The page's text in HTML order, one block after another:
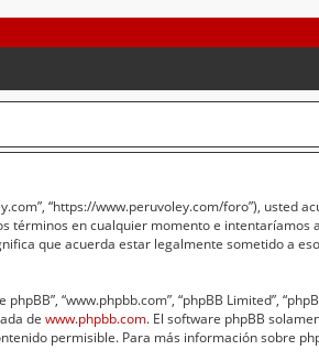
“https://www.peruvoley.com/foro”),
términos en cualquier momento e
que acuerda estar legalmente sometido a
“www.phpbb.com”, “phpBB Limited”,
de www.phpbb.com. El software phpBB
permisible. Para más información sobre